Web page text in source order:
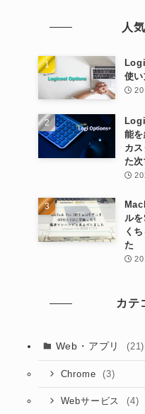
人
使
能
カ
た次
ル
く
た
カテ
Web・アプリ (21)
Chrome (3)
Webサービス (4)